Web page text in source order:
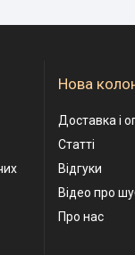
Нова
Доставка і
Статті
Відгуки
Відео про
Про нас